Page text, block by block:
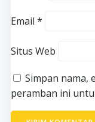
Email *
Situs Web
Simpan nama,
peramban ini